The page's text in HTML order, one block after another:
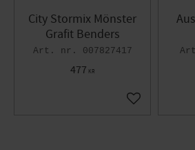
City Stormix Mönster
Grafit Benders
007827417
477 KR
Lägg till i